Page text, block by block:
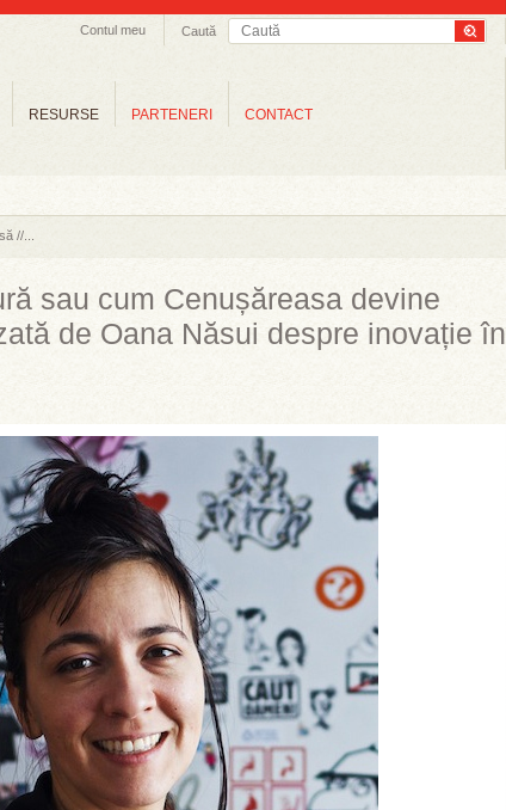
Caută
Contul meu
RESURSE PARTENERI CONTACT
//...
sau cum Cenușăreasa devine
de Oana Năsui despre inovație în